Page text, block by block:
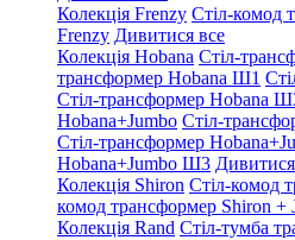
Колекція Frenzy Стіл-комод
Frenzy Дивитися все
Колекція Hobana Стіл-
трансформер Hobana Ш1
Стіл-трансформер Hobana
Hobana+Jumbo Стіл-
Стіл-трансформер
Hobana+Jumbo Ш3
Колекція Shiron Стіл-комод
комод трансформер Shiron +
Колекція Rand Стіл-тумба